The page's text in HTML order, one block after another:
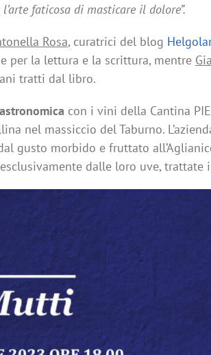
faticosa di masticare il dolore”.
Rosa, curatrici del blog
per la lettura e la scrittura, mentre
tratti dal libro.
con i vini della Cantina
nel massiccio del Taburno.
gusto morbido e fruttato
dalle loro uve, trattate